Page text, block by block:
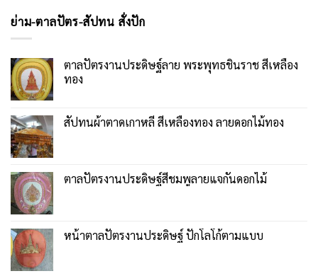
ย่าม-ตาลปัตร-สัปทน สั่งปัก
ตาลปัตรงานประดิษฐ์ลาย พระพุทธชินราช สีเหลือง
ทอง
สัปทนผ้าตาดเกาหลี สีเหลืองทอง ลายดอกไม้ทอง
ตาลปัตรงานประดิษฐ์สีชมพูลายแจกันดอกไม้
หน้าตาลปัตรงานประดิษฐ์ ปักโลโก้ตามแบบ